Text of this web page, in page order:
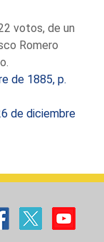
en las
1854 a 1856
por
1858, 1863,
en 1869,
1886, 1891,
de 1886,
votos; de su
votos, de un
Romero
de 1885, p.
de diciembre